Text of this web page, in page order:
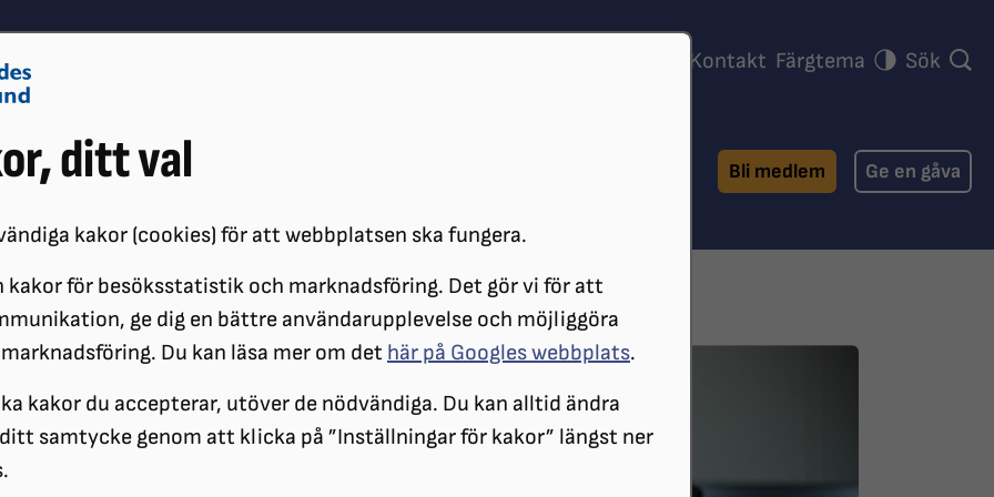
ditt val
kakor (cookies) för att webbplatsen ska fungera.
kakor för besöksstatistik och marknadsföring. Det gör vi för att
ge dig en bättre användarupplevelse och möjliggöra
Du kan läsa mer om det här på Googles webbplats.
kakor du accepterar, utöver de nödvändiga. Du kan alltid ändra
samtycke genom att klicka på ”Inställningar för kakor” längst ner
Kontakt Färgtema Sök
Påverkansarbete
Bli medlem Ge en gåva
ORDFÖRANDENYTT ORDFÖRANDENYTT #9 2025